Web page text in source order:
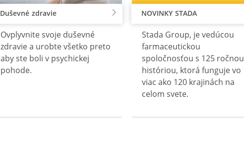
Duševné zdravie
Ovplyvnite svoje duševné
zdravie a urobte všetko preto
aby ste boli v psychickej
pohode.
NOVINKY STADA
Stada Group, je vedúcou
farmaceutickou
spoločnosťou s 125 ročnou
históriou, ktorá funguje vo
viac ako 120 krajinách na
celom svete.